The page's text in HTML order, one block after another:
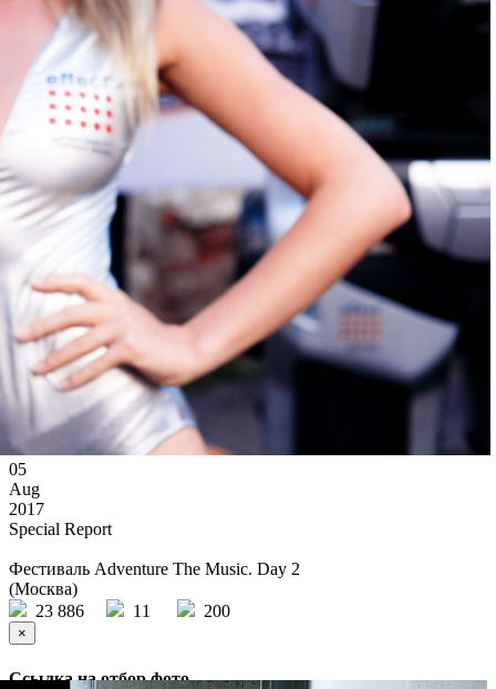
05
Aug
2017
Special Report
Фестиваль Adventure The Music. Day 2
(Москва)
23 886
11 200
×
Ссылка на отбор фото